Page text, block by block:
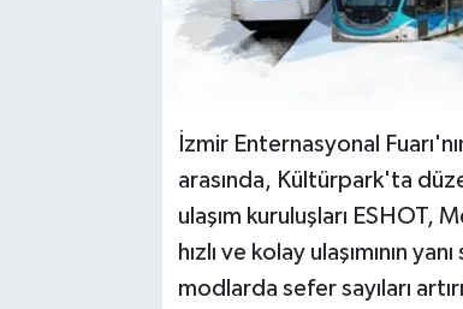
İzmir Enternasyonal
arasında, Kültürpark'ta
ulaşım kuruluşları
hızlı ve kolay ulaşımının
modlarda sefer sayıları